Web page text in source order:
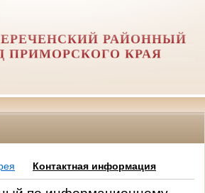
РАЙОННЫЙ
ПРИМОРСКОГО КРАЯ
Контактная информация